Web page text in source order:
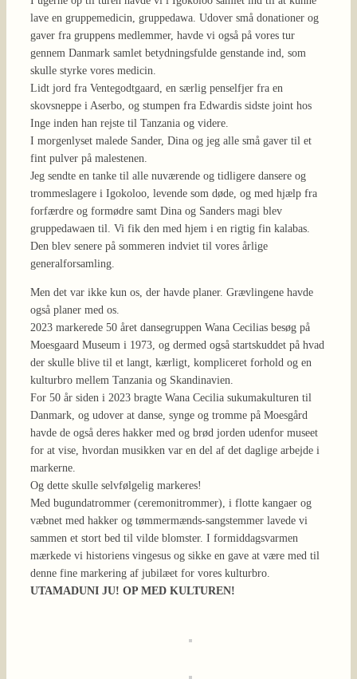
lave en gruppemedicin, gruppedawa. Udover små donationer og
gaver fra gruppens medlemmer, havde vi også på vores tur
gennem Danmark samlet betydningsfulde genstande ind, som
skulle styrke vores medicin.
Lidt jord fra Ventegodtgaard, en særlig penselfjer fra en
skovsneppe i Aserbo, og stumpen fra Edwardis sidste joint hos
Inge inden han rejste til Tanzania og videre.
I morgenlyset malede Sander, Dina og jeg alle små gaver til et
fint pulver på malestenen.
Jeg sendte en tanke til alle nuværende og tidligere dansere og
trommeslagere i Igokoloo, levende som døde, og med hjælp fra
forfærdre og formødre samt Dina og Sanders magi blev
gruppedawaen til. Vi fik den med hjem i en rigtig fin kalabas.
Den blev senere på sommeren indviet til vores årlige
generalforsamling.
Men det var ikke kun os, der havde planer. Grævlingene havde
også planer med os.
2023 markerede 50 året dansegruppen Wana Cecilias besøg på
Moesgaard Museum i 1973, og dermed også startskuddet på hvad
der skulle blive til et langt, kærligt, kompliceret forhold og en
kulturbro mellem Tanzania og Skandinavien.
For 50 år siden i 2023 bragte Wana Cecilia sukumakulturen til
Danmark, og udover at danse, synge og tromme på Moesgård
havde de også deres hakker med og brød jorden udenfor museet
for at vise, hvordan musikken var en del af det daglige arbejde i
markerne.
Og dette skulle selvfølgelig markeres!
Med bugundatrommer (ceremonitrommer), i flotte kangaer og
væbnet med hakker og tømmermænds-sangstemmer lavede vi
sammen et stort bed til vilde blomster. I formiddagsvarmen
mærkede vi historiens vingesus og sikke en gave at være med til
denne fine markering af jubilæet for vores kulturbro.
UTAMADUNI JU! OP MED KULTUREN!